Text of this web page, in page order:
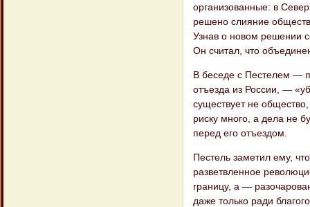
организованные: в
решено слияние
Узнав о новом решении
Он считал, что
В беседе с Пестелем —
отъезда из России, —
существует не
риску много, а дела не
перед его отъездом.
Пестель заметил ему,
разветвленное
границу, а —
даже только ради